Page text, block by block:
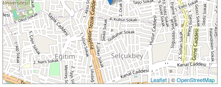
Leaflet| ©OpenStreetMap